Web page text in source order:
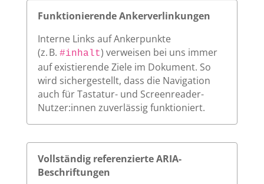
Funktionierende Ankerverlinkungen
Interne Links auf Ankerpunkte
(z. B. #inhalt) verweisen bei uns immer
auf existierende Ziele im Dokument. So
wird sichergestellt, dass die Navigation
auch für Tastatur- und Screenreader-
Nutzer:innen zuverlässig funktioniert.
Vollständig referenzierte ARIA-
Beschriftungen